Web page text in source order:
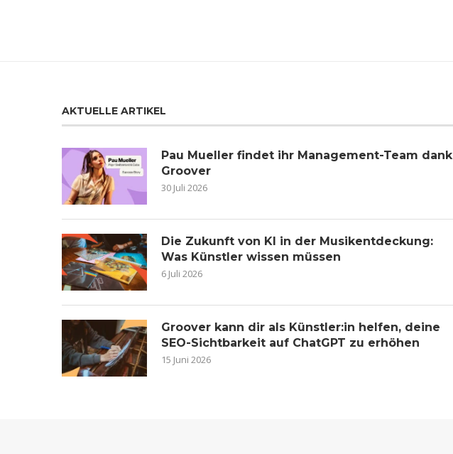
AKTUELLE ARTIKEL
Pau Mueller findet ihr Management-Team dank
Groover
30 Juli 2026
Die Zukunft von KI in der Musikentdeckung:
Was Künstler wissen müssen
6 Juli 2026
Groover kann dir als Künstler:in helfen, deine
SEO-Sichtbarkeit auf ChatGPT zu erhöhen
15 Juni 2026